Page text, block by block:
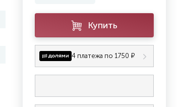
Купить
4 платежа по 1750 ₽